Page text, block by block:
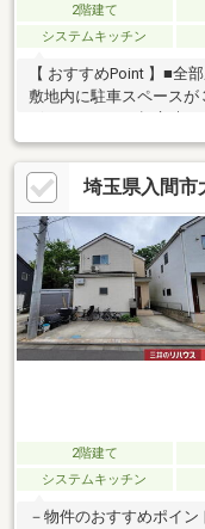
2階建て
システムキッチン
【 おすすめPoint 】■全
敷地内に駐車スペースが
る一坪風呂で足も伸ば
もたくさん干せますね
買い物や、外食にも便利
しめます♪■全居室ゆと
季節物や思い出の品の収
埼玉県入間市
2階建て
システムキッチン
－物件のおすすめポイ